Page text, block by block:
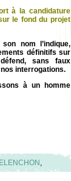
la candidature
le fond du projet
nom l’indique,
définitifs sur
sans faux
interrogations.
à un homme